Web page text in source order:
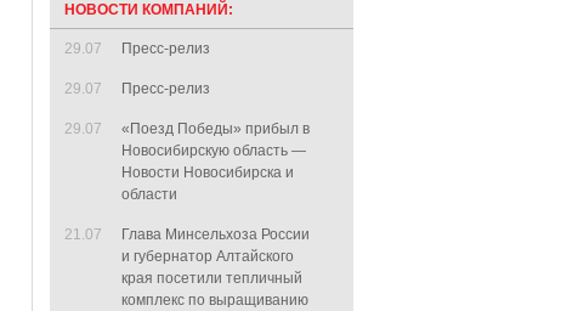
НОВОСТИ КОМПАНИЙ:
29.07 Пресс-релиз
29.07 Пресс-релиз
29.07
«Поезд Победы» прибыл в
Новосибирскую область —
Новости Новосибирска и
области
21.07
Глава Минсельхоза России
и губернатор Алтайского
края посетили тепличный
комплекс по выращиванию